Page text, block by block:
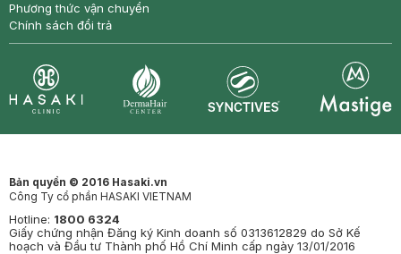
Phương thức vận chuyển
Chính sách đổi trả
Bản quyền © 2016 Hasaki.vn
Công Ty cổ phần HASAKI VIETNAM
Hotline: 1800 6324
Giấy chứng nhận Đăng ký Kinh doanh số 0313612829 do Sở Kế
hoạch và Đầu tư Thành phố Hồ Chí Minh cấp ngày 13/01/2016